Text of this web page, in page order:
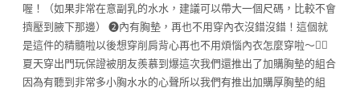
喔！（如果非常在意副乳的水水，建議可以帶大一個尺碼，比較不會
擠壓到腋下那邊） ❷內有胸墊，再也不用穿內衣沒錯沒錯！這個就
是這件的精髓啦以後想穿削肩背心再也不用煩惱內衣怎麼穿啦～✌🏻
夏天穿出門玩保證被朋友羨慕到爆這次我們還推出了加購胸墊的組合
因為有聽到非常多小胸水水的心聲所以我們有推出加購厚胸墊的組